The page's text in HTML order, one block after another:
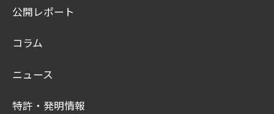
公開レポート
コラム
ニュース
特許・発明情報